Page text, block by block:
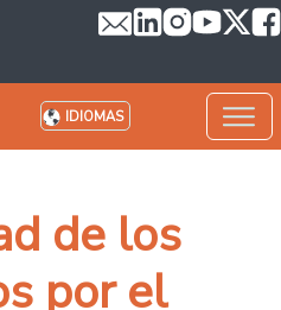
IDIOMAS
de los
por el